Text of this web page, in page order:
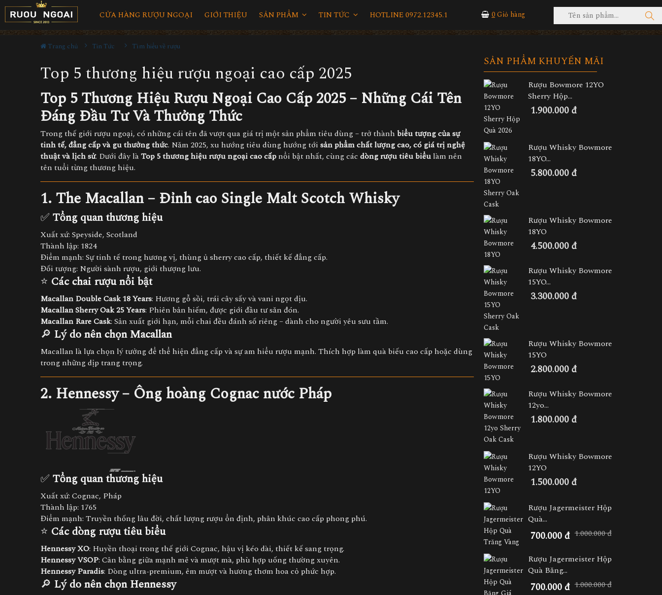
CỬA HÀNG RƯỢU NGOẠI GIỚI THIỆU SẢN PHẨM TIN TỨC HOTLINE 0972.12345.1 0Giỏ hàng
Trang chủ Tin Tức Tìm hiểu về rượu
Top 5 thương hiệu rượu ngoại cao cấp 2025
Top 5 Thương Hiệu Rượu Ngoại Cao Cấp 2025 – Những Cái Tên
Đáng Đầu Tư Và Thưởng Thức
Trong thế giới rượu ngoại, có những cái tên đã vượt qua giá trị một sản phẩm tiêu dùng – trở thành biểu tượng của sự
tinh tế, đẳng cấp và gu thưởng thức. Năm 2025, xu hướng tiêu dùng hướng tới sản phẩm chất lượng cao, có giá trị nghệ
thuật và lịch sử. Dưới đây làTop 5 thương hiệu rượu ngoại cao cấpnổi bật nhất, cùng các dòng rượu tiêu biểu làm nên
tên tuổi từng thương hiệu.
1. The Macallan – Đỉnh cao Single Malt Scotch Whisky
✅ Tổng quan thương hiệu
Xuất xứ: Speyside, Scotland
Thành lập: 1824
Điểm mạnh: Sự tinh tế trong hương vị, thùng ủ sherry cao cấp, thiết kế đẳng cấp.
Đối tượng: Người sành rượu, giới thượng lưu.
⭐ Các chai rượu nổi bật
Macallan Double Cask 18 Years: Hương gỗ sồi, trái cây sấy và vani ngọt dịu.
Macallan Sherry Oak 25 Years: Phiên bản hiếm, được giới đầu tư săn đón.
Macallan Rare Cask: Sản xuất giới hạn, mỗi chai đều đánh số riêng – dành cho người yêu sưu tầm.
🔎 Lý do nên chọn Macallan
Macallan là lựa chọn lý tưởng để thể hiện đẳng cấp và sự am hiểu rượu mạnh. Thích hợp làm quà biếu cao cấp hoặc dùng
trong những dịp trang trọng.
2. Hennessy – Ông hoàng Cognac nước Pháp
✅ Tổng quan thương hiệu
Xuất xứ: Cognac, Pháp
Thành lập: 1765
Điểm mạnh: Truyền thống lâu đời, chất lượng rượu ổn định, phân khúc cao cấp phong phú.
⭐ Các dòng rượu tiêu biểu
Hennessy XO: Huyền thoại trong thế giới Cognac, hậu vị kéo dài, thiết kế sang trọng.
Hennessy VSOP: Cân bằng giữa mạnh mẽ và mượt mà, phù hợp uống thường xuyên.
Hennessy Paradis: Dòng ultra-premium, êm mượt và hương thơm hoa cỏ phức hợp.
🔎 Lý do nên chọn Hennessy
SẢN PHẨM KHUYẾN MÃI
Rượu Bowmore 12YO
Sherry Hộp...
1.900.000 đ
Rượu Whisky Bowmore
18YO...
5.800.000 đ
Rượu Whisky Bowmore
18YO
4.500.000 đ
Rượu Whisky Bowmore
15YO...
3.300.000 đ
Rượu Whisky Bowmore
15YO
2.800.000 đ
Rượu Whisky Bowmore
12yo...
1.800.000 đ
Rượu Whisky Bowmore
12YO
1.500.000 đ
Rượu Jagermeister Hộp
Quà...
700.000 đ 1.000.000 đ
Rượu Jagermeister Hộp
Quà Băng...
700.000 đ 1.000.000 đ